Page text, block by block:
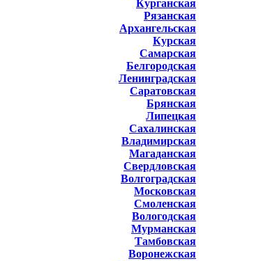
Курганская
Рязанская
Архангельская
Курская
Самарская
Белгородская
Ленинградская
Саратовская
Брянская
Липецкая
Сахалинская
Владимирская
Магаданская
Свердловская
Волгоградская
Московская
Смоленская
Вологодская
Мурманская
Тамбовская
Воронежская